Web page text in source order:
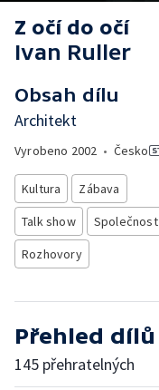
Z očí do očí
Ivan Ruller
Obsah dílu
Architekt
Vyrobeno 2002 • Česko
Kultura
Zábava
Talk show
Společnost
Rozhovory
Přehled dílů
145 přehratelných